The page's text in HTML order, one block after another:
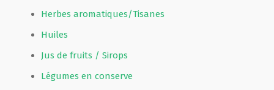
Herbes aromatiques/Tisanes
Huiles
Jus de fruits / Sirops
Légumes en conserve